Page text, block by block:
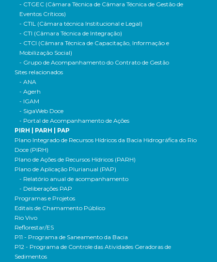
- CTGEC (Câmara Técnica de Câmara Técnica de Gestão de
Eventos Críticos)
- CTIL (Câmara técnica Institucional e Legal)
- CTI (Câmara Técnica de Integração)
- CTCI (Câmara Técnica de Capacitação, Informação e
Mobilização Social)
- Grupo de Acompanhamento do Contrato de Gestão
Sites relacionados
- ANA
- Agerh
- IGAM
- SigaWeb Doce
- Portal de Acompanhamento de Ações
PIRH | PARH | PAP
Plano Integrado de Recursos Hídricos da Bacia Hidrográfica do Rio
Doce (PIRH)
Plano de Ações de Recursos Hídricos (PARH)
Plano de Aplicação Plurianual (PAP)
- Relatório anual de acompanhamento
- Deliberações PAP
Programas e Projetos
Editais de Chamamento Público
Rio Vivo
Reflorestar/ES
P11 - Programa de Saneamento da Bacia
P12 - Programa de Controle das Atividades Geradoras de
Sedimentos